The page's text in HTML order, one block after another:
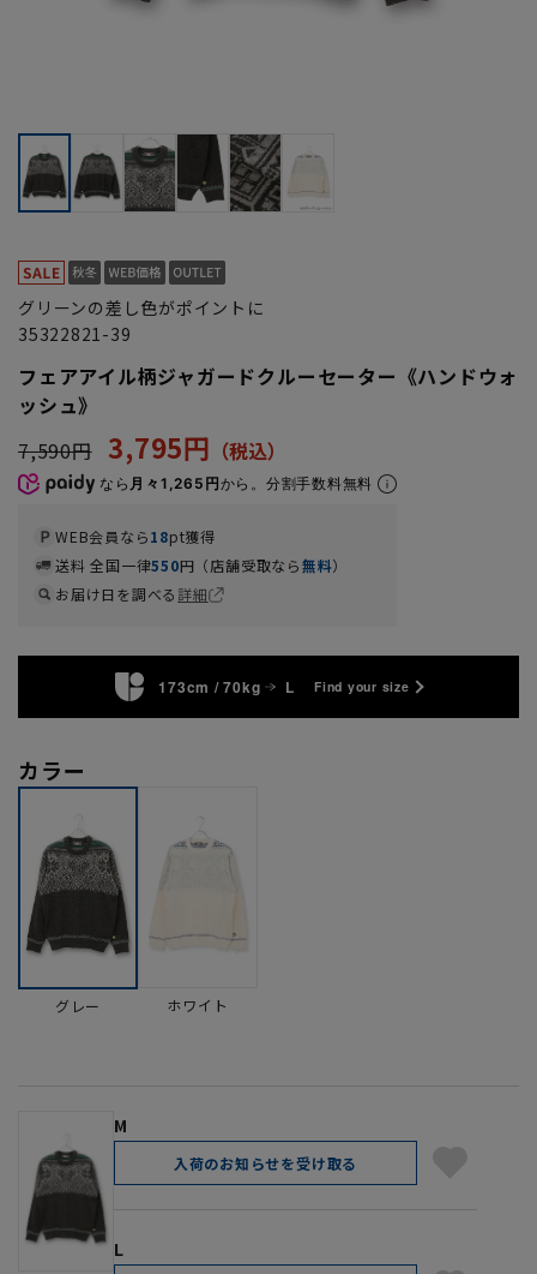
グリーンの差し色がポイントに
35322821-39
フェアアイル柄ジャガードクルーセーター《ハンドウォ
ッシュ》
7,590円 3,795円
なら 月々1,265円から。分割手数料無料
WEB会員なら18pt獲得
送料 全国一律550円（店舗受取なら無料）
お届け日を調べる詳細
173cm / 70kg L Find your size
カラー
グレー ホワイト
M
入荷のお知らせを受け取る
L